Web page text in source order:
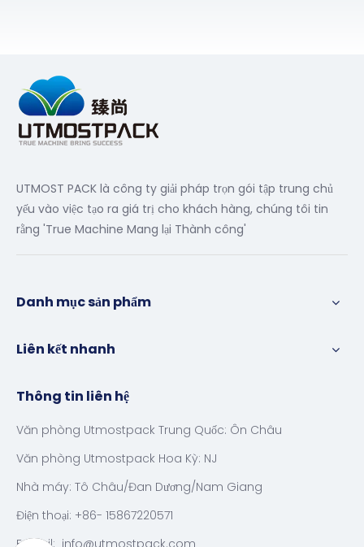
UTMOST PACK là công ty giải pháp trọn gói tập trung chủ
yếu vào việc tạo ra giá trị cho khách hàng, chúng tôi tin
rằng 'True Machine Mang lại Thành công'
Danh mục sản phẩm
Liên kết nhanh
Thông tin liên hệ
Văn phòng Utmostpack Trung Quốc: Ôn Châu
Văn phòng Utmostpack Hoa Kỳ: NJ
Nhà máy: Tô Châu/Đan Dương/Nam Giang
Điện thoại: +86- 15867220571
E-mail: info@utmostpack.com